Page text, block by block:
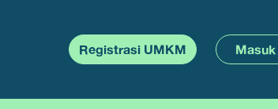
Registrasi UMKM Masuk